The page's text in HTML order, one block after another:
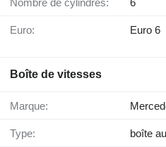
Nombre de cylindres: 6
Euro: Euro 6
Boîte de vitesses
Marque:
Type: boîte